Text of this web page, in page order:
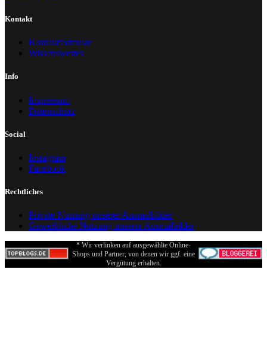
Kontakt
Kontaktformular
Wissenswertes
Info
Impressum
Datenschutz
Social
Instagram
Facebook
Rechtliches
Private Nutzung unserer Ausmalbilder
Gewerbliche Nutzung unserer Ausmalbilder
* Wir verlinken auf ausgewählte Online-
Shops und Partner, von denen wir ggf. eine
Vergütung erhalten.